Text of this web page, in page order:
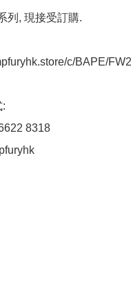
列, 現接受訂購.
c/BAPE/
8318